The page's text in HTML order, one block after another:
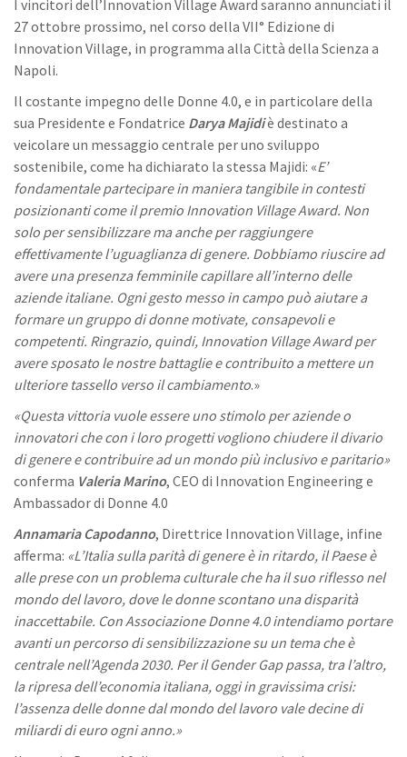
I vincitori dell’Innovation Village Award saranno annunciati il
27 ottobre prossimo, nel corso della VII° Edizione di
Innovation Village, in programma alla Città della Scienza a
Napoli.
Il costante impegno delle Donne 4.0, e in particolare della
sua Presidente e Fondatrice Darya Majidiè destinato a
veicolare un messaggio centrale per uno sviluppo
sostenibile, come ha dichiarato la stessa Majidi: «E’
fondamentale partecipare in maniera tangibile in contesti
posizionanti come il premio Innovation Village Award. Non
solo per sensibilizzare ma anche per raggiungere
effettivamente l’uguaglianza di genere. Dobbiamo riuscire ad
avere una presenza femminile capillare all’interno delle
aziende italiane. Ogni gesto messo in campo può aiutare a
formare un gruppo di donne motivate, consapevoli e
competenti. Ringrazio, quindi, Innovation Village Award per
avere sposato le nostre battaglie e contribuito a mettere un
ulteriore tassello verso il cambiamento.»
«Questa vittoria vuole essere uno stimolo per aziende o
innovatori che con i loro progetti vogliono chiudere il divario
di genere e contribuire ad un mondo più inclusivo e paritario»
conferma Valeria Marino, CEO di Innovation Engineering e
Ambassador di Donne 4.0
Annamaria Capodanno, Direttrice Innovation Village, infine
afferma: «L’Italia sulla parità di genere è in ritardo, il Paese è
alle prese con un problema culturale che ha il suo riflesso nel
mondo del lavoro, dove le donne scontano una disparità
inaccettabile. Con Associazione Donne 4.0 intendiamo portare
avanti un percorso di sensibilizzazione su un tema che è
centrale nell’Agenda 2030. Per il Gender Gap passa, tra l’altro,
la ripresa dell’economia italiana, oggi in gravissima crisi:
l’assenza delle donne dal mondo del lavoro vale decine di
miliardi di euro ogni anno.»